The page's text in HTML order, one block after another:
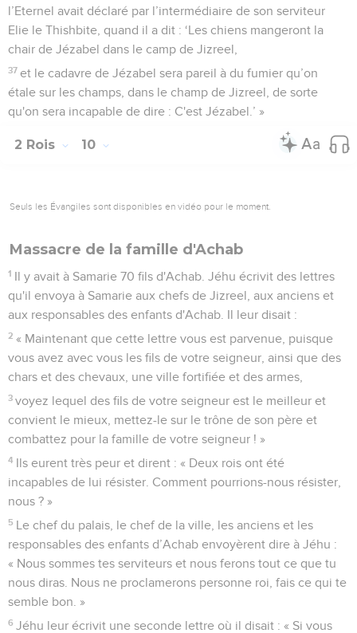
l’Eternel avait déclaré par l’intermédiaire de son serviteur
Elie le Thishbite, quand il a dit : ‘Les chiens mangeront la
chair de Jézabel dans le camp de Jizreel,
37 et le cadavre de Jézabel sera pareil à du fumier qu’on
étale sur les champs, dans le champ de Jizreel, de sorte
qu'on sera incapable de dire : C'est Jézabel.’ »
2 Rois 10
Seuls les Évangiles sont disponibles en vidéo pour le moment.
Massacre de la famille d'Achab
1 Il y avait à Samarie 70 fils d'Achab. Jéhu écrivit des lettres
qu'il envoya à Samarie aux chefs de Jizreel, aux anciens et
aux responsables des enfants d'Achab. Il leur disait :
2 « Maintenant que cette lettre vous est parvenue, puisque
vous avez avec vous les fils de votre seigneur, ainsi que des
chars et des chevaux, une ville fortifiée et des armes,
3 voyez lequel des fils de votre seigneur est le meilleur et
convient le mieux, mettez-le sur le trône de son père et
combattez pour la famille de votre seigneur ! »
4 Ils eurent très peur et dirent : « Deux rois ont été
incapables de lui résister. Comment pourrions-nous résister,
nous ? »
5 Le chef du palais, le chef de la ville, les anciens et les
responsables des enfants d’Achab envoyèrent dire à Jéhu :
« Nous sommes tes serviteurs et nous ferons tout ce que tu
nous diras. Nous ne proclamerons personne roi, fais ce qui te
semble bon. »
6 Jéhu leur écrivit une seconde lettre où il disait : « Si vous